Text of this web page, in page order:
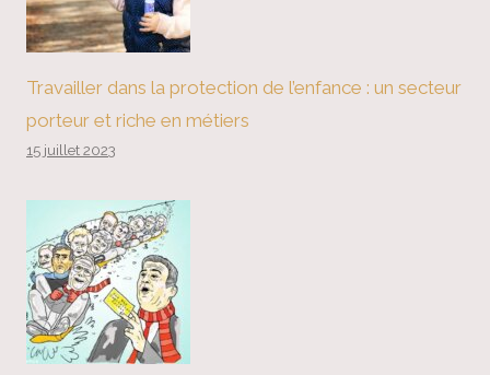
Travailler dans la protection de l’enfance : un secteur
porteur et riche en métiers
15 juillet 2023